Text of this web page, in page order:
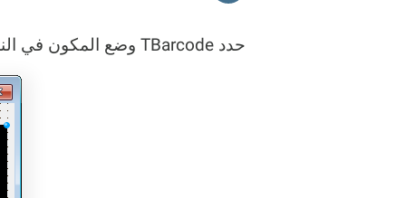
حدد TBarcode وضع المكون في النموذج. للأسف، يضيف Delphi كائن الباركود بلون خلفية أسود.